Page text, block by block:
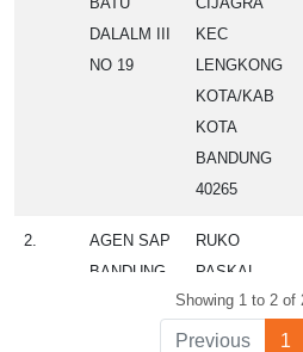
DALALM III
NO 19
KEC
LENGKONG
KOTA/KAB
KOTA
BANDUNG
40265
2.
AGEN SAP
BANDUNG
RUKO
PASKAL
HYPER
SQUARE
Showing 1 to 2 of
Previous 1